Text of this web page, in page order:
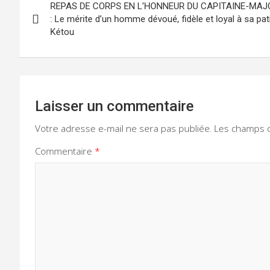
de
REPAS DE CORPS EN L’HONNEUR DU CAPITAINE-
: Le mérite d’un homme dévoué, fidèle et loyal à sa
Kétou
Laisser un commentaire
Votre adresse e-mail ne sera pas publiée. Les champs
Commentaire *